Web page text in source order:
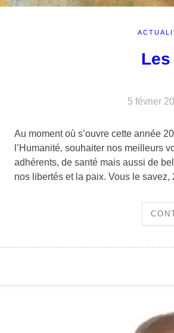
5 février
Au moment où s’ouvre cette année
l’Humanité, souhaiter nos meilleurs
adhérents, de santé mais aussi de
nos libertés et la paix. Vous le